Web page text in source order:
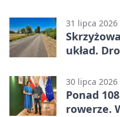
31 lipca 2026
układ.
30 lipca 2026
Ponad
rowerze.